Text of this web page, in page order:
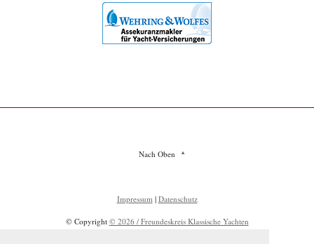
Nach Oben
Impressum | Datenschutz
© Copyright © 2026 / Freundeskreis Klassische Yachten